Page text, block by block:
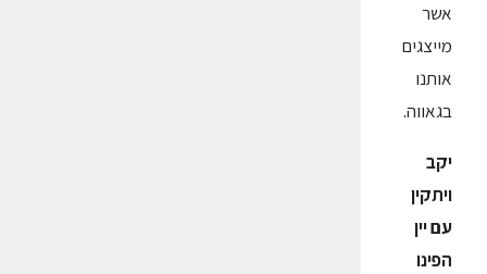
אשר
מייצגים
אותנו
בגאווה.
יקב
ויתקין
עם יין
הפינו